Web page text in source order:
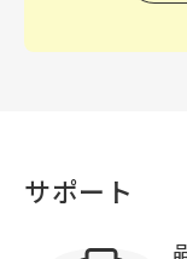
サポート